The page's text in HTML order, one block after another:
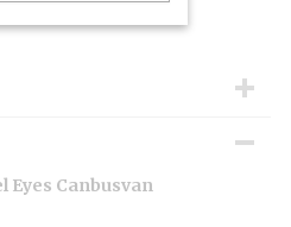
Eyes Canbusvan